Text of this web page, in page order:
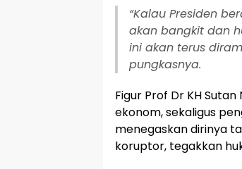
“Kalau Presiden
akan bangkit dan
ini akan terus
pungkasnya.
Figur Prof Dr KH
ekonom, sekaligus
menegaskan dirinya
koruptor, tegakkan